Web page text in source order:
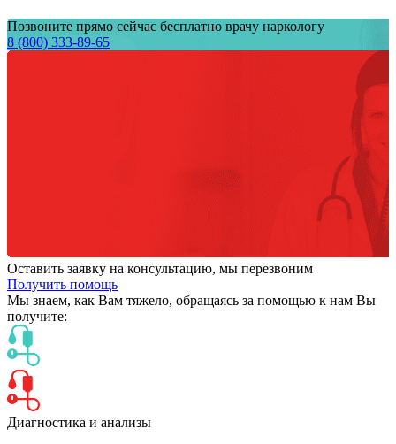
Позвоните прямо сейчас бесплатно врачу наркологу
8 (800) 333-89-65
Оставить заявку на консультацию, мы перезвоним
Получить помощь
Мы знаем, как Вам тяжело, обращаясь за помощью к нам Вы
получите:
Диагностика и анализы